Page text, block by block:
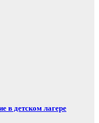
в детском лагере